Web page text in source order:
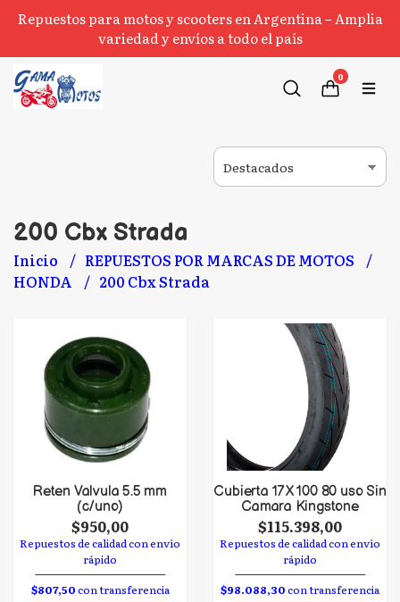
Repuestos para motos y scooters en Argentina – Amplia
variedad y envíos a todo el país
0
200 Cbx Strada
Inicio
REPUESTOS POR MARCAS DE MOTOS
HONDA
200 Cbx Strada
Reten Valvula 5.5 mm
(c/uno)
$950,00
Repuestos de calidad con envío
rápido
$807,50con transferencia
Cubierta 17 X 100 80 uso Sin
Camara Kingstone
$115.398,00
Repuestos de calidad con envío
rápido
$98.088,30con transferencia